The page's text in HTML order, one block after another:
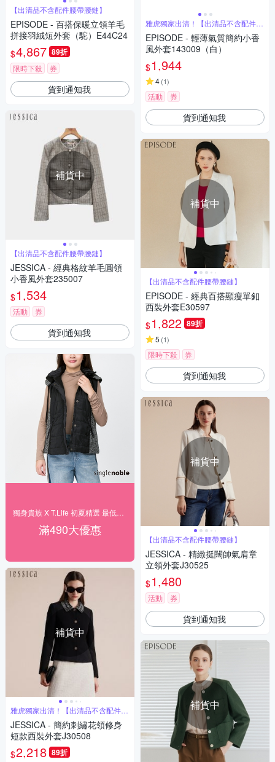
【出清品不含配件腰帶腰鏈】
EPISODE - 百搭保暖立領羊毛
拼接羽絨短外套（駝）E44C24
$4,867 89折
限時下殺 券
貨到通知我
補貨中
【出清品不含配件腰帶腰鏈】
JESSICA - 經典格紋羊毛圓領
小香風外套235007
$1,534
活動 券
貨到通知我
滿490大優惠
補貨中
雅虎獨家出清！【出清品不含配件腰
帶腰鏈】
JESSICA - 簡約刺繡花領修身
短款西裝外套J30508
$2,218 89折
雅虎獨家出清！【出清品不含配件腰
帶腰鏈】
EPISODE - 輕薄氣質簡約小香
風外套143009（白）
$1,944
4(1)
活動 券
貨到通知我
補貨中
【出清品不含配件腰帶腰鏈】
EPISODE - 經典百搭顯瘦單釦
西裝外套E30597
$1,822 89折
5 (1)
限時下殺 券
貨到通知我
補貨中
【出清品不含配件腰帶腰鏈】
JESSICA - 精緻挺闊帥氣肩章
立領外套J30525
$1,480
活動 券
貨到通知我
補貨中